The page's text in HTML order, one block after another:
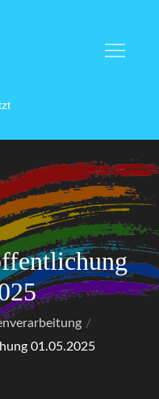
01.05.2025